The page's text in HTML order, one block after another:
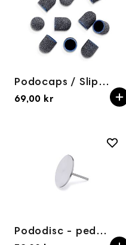
Podocaps / Slipehetter 80 grit 13 mm (10stk)
69,00 kr
Pododisc - pedicure disc 35 mm XL